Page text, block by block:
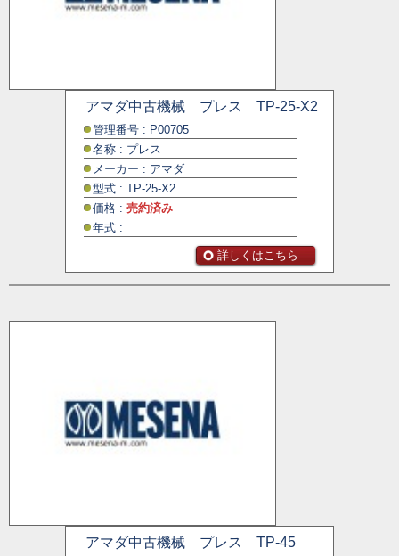
アマダ中古機械 プレス TP-25-X2
管理番号 : P00705
名称 : プレス
メーカー : アマダ
型式 : TP-25-X2
価格 : 売約済み
年式 :
詳しくはこちら
アマダ中古機械 プレス TP-45